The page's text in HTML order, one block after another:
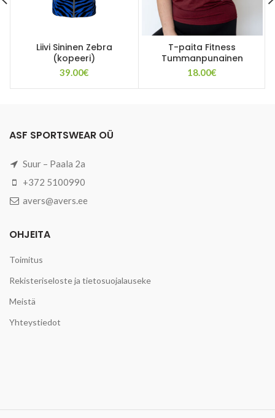
Liivi Sininen Zebra
(kopeeri)
39.00€
T-paita Fitness
Tummanpunainen
18.00€
ASF SPORTSWEAR OÜ
Suur – Paala 2a
+372 5100990
avers@avers.ee
OHJEITA
Toimitus
Rekisteriseloste ja tietosuojalauseke
Meistä
Yhteystiedot